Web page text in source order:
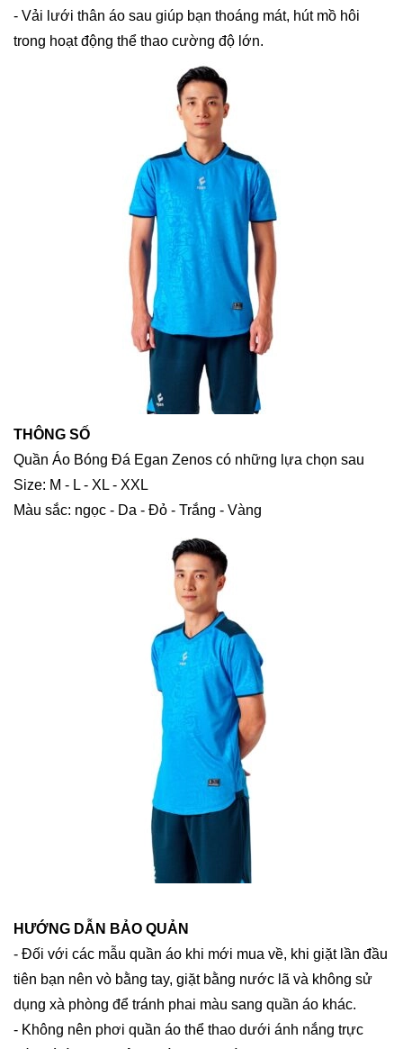
- Vải lưới thân áo sau giúp bạn thoáng mát, hút mồ hôi
trong hoạt động thể thao cường độ lớn.
THÔNG SỐ
Quần Áo Bóng Đá Egan Zenos có những lựa chọn sau
Size: M - L - XL - XXL
Màu sắc: ngọc - Da - Đỏ - Trắng - Vàng
HƯỚNG DẪN BẢO QUẢN
- Đối với các mẫu quần áo khi mới mua về, khi giặt lần đầu
tiên bạn nên vò bằng tay, giặt bằng nước lã và không sử
dụng xà phòng để tránh phai màu sang quần áo khác.
- Không nên phơi quần áo thể thao dưới ánh nắng trực